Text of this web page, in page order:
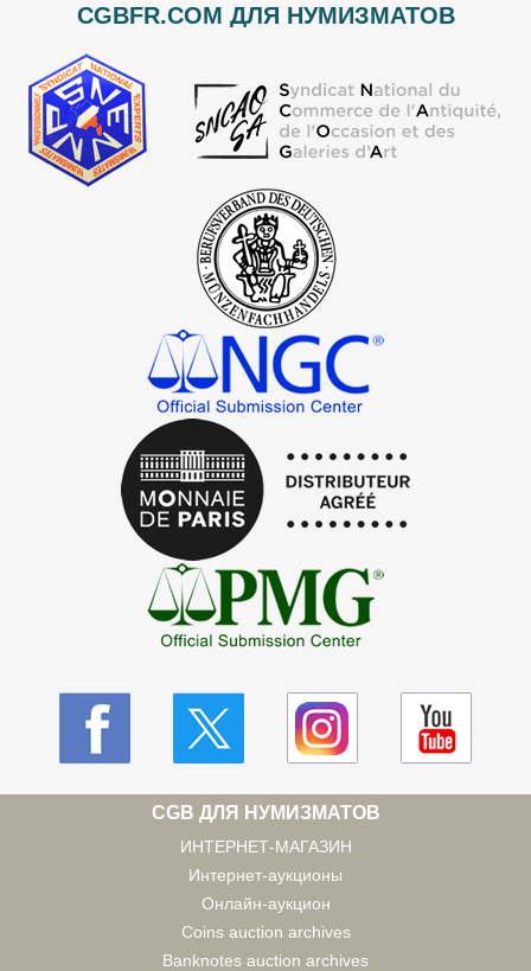
CGBFR.COM ДЛЯ НУМИЗМАТОВ
CGB ДЛЯ НУМИЗМАТОВ
ИНТЕРНЕТ-МАГАЗИН
Интернет-аукционы
Онлайн-аукцион
Coins auction archives
Banknotes auction archives